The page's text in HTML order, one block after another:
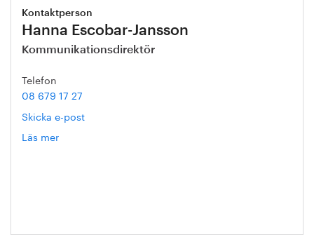
Kontaktperson
Hanna Escobar-Jansson
Kommunikationsdirektör
Telefon
08 679 17 27
Skicka e-post
Läs mer